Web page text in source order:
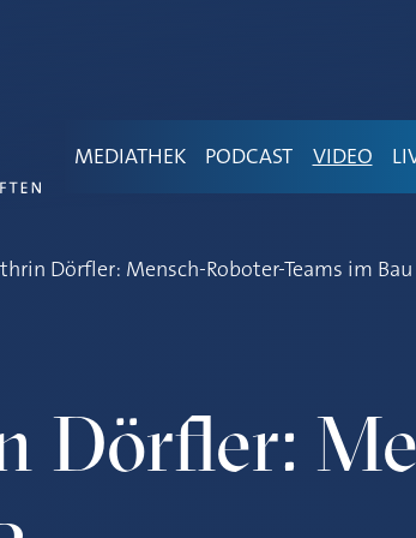
MEDIATHEK PODCAST VIDEO
Dörfler: Mensch-Roboter-Teams im Bau
Dörfler: